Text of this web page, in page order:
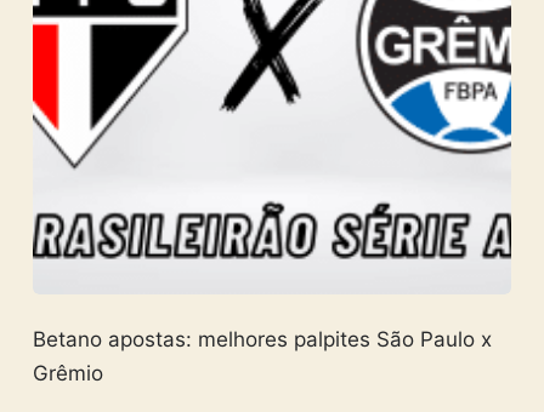
Betano apostas: melhores palpites São Paulo x
Grêmio